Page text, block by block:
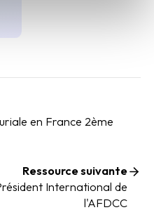
en France 2ème
Ressource suivante
International de
l'AFDCC